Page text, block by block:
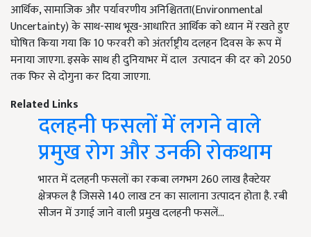
आर्थिक, सामाजिक और पर्यावरणीय अनिश्चितता(Environmental
Uncertainty) के साथ-साथ भूख-आधारित आर्थिक को ध्यान में रखते हुए
घोषित किया गया कि 10 फरवरी को अंतर्राष्ट्रीय दलहन दिवस के रूप में
मनाया जाएगा. इसके साथ ही दुनियाभर में दाल उत्पादन की दर को 2050
तक फिर से दोगुना कर दिया जाएगा.
Related Links
दलहनी फसलों में लगने वाले
प्रमुख रोग और उनकी रोकथाम
भारत में दलहनी फसलों का रकबा लगभग 260 लाख हैक्टेयर
क्षेत्रफल है जिससे 140 लाख टन का सालाना उत्पादन होता है. रबी
सीजन में उगाई जाने वाली प्रमुख दलहनी फसलें…